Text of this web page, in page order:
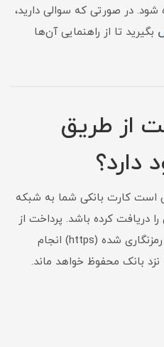
شود. در صورتی که سوالی دارید،
بگیرید تا از راهنمایی آن‌ها
از طریق
دارد؟
است کارت بانکی شما به شبکه
دریافت کرده باشد. پرداخت از
طریق درگاه امن بانکی به صورت رمزنگاری شده (https) انجام
بانک محفوظ خواهد ماند.